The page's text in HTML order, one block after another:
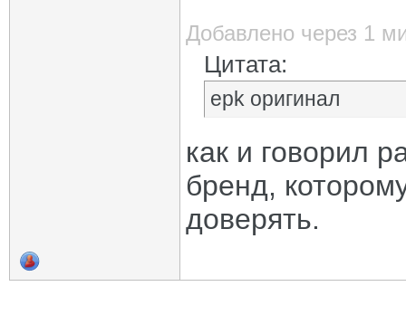
Добавлено через 1
Цитата:
epk оригинал
как и говорил
бренд,
доверять.